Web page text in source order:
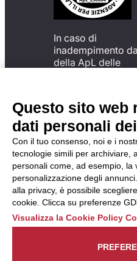
In caso di
inadempimento
della ApL delle
del Codice di
possibile
reclamo
all’Organismo di
Monitoraggio
una delle modalità
descritte al
indirizzo web
https://odm-
agenzielavoro.it/
Questo sito web
dati personali
Con il tuo consenso, noi e i
tecnologie simili per archiviare,
personali come, ad esempio, la
personalizzazione degli
alla privacy, è possibile
cookie. Clicca su preferenze
Visualizza la Cookie Policy